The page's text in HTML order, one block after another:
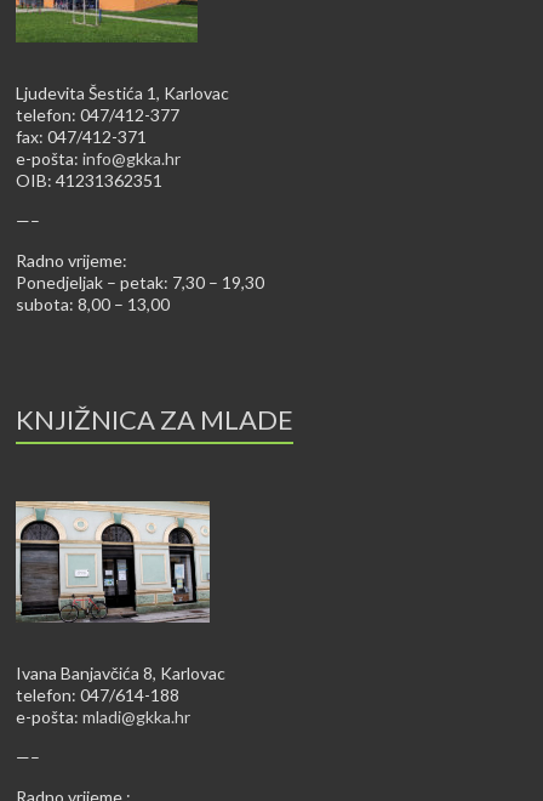
Ljudevita Šestića 1, Karlovac
telefon: 047/412-377
fax: 047/412-371
e-pošta:info@gkka.hr
OIB: 41231362351
—–
Radno vrijeme:
Ponedjeljak – petak: 7,30 – 19,30
subota: 8,00 – 13,00
KNJIŽNICA ZA MLADE
Ivana Banjavčića 8, Karlovac
telefon: 047/614-188
e-pošta:mladi@gkka.hr
—–
Radno vrijeme :